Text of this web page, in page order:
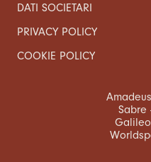
DATI SOCIETARI
PRIVACY POLICY
COOKIE POLICY
Sabre
Galileo